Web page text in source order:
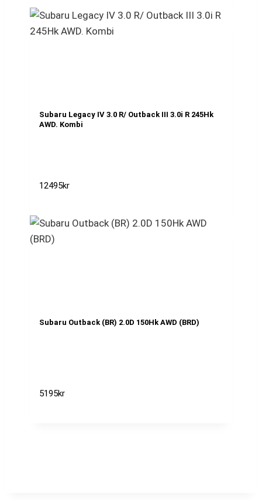
Subaru Legacy IV 3.0 R/ Outback III 3.0i R 245Hk
AWD. Kombi
12495kr
Subaru Outback (BR) 2.0D 150Hk AWD (BRD)
5195kr